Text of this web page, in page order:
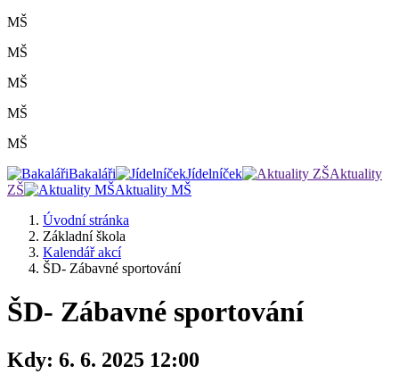
MŠ
MŠ
MŠ
MŠ
MŠ
Bakaláři
Jídelníček
Aktuality
ZŠ
Aktuality MŠ
Úvodní stránka
Základní škola
Kalendář akcí
ŠD- Zábavné sportování
ŠD- Zábavné sportování
Kdy: 6. 6. 2025 12:00